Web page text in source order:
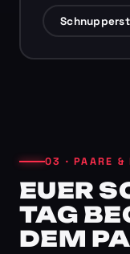
03 · PAARE &
EUER
TAG
DEM